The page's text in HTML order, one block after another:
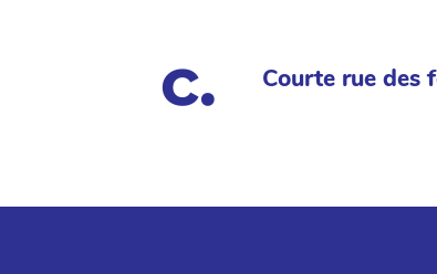
Courte rue des